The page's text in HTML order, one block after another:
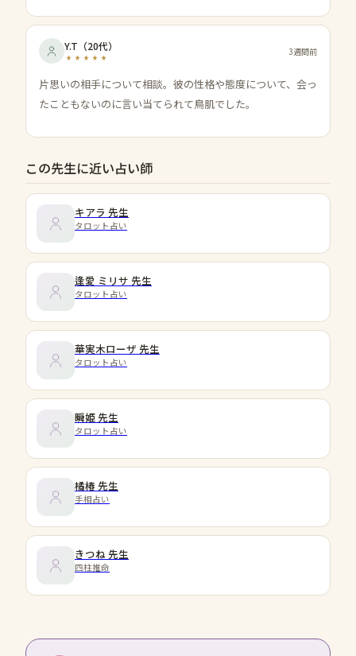
Y.T （20代） 3週間前
片思いの相手について相談。彼の性格や態度について、会っ
たこともないのに言い当てられて鳥肌でした。
この先生に近い占い師
キアラ 先生
タロット占い
逢愛 ミリサ 先生
タロット占い
華実木ローザ 先生
タロット占い
瞬姫 先生
タロット占い
橘椿 先生
手相占い
きつね 先生
四柱推命